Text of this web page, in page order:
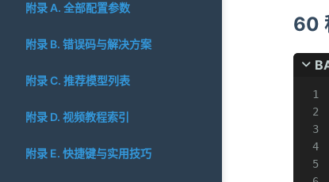
附录 A. 全部配置参数
附录 B. 错误码与解决方案
附录 C. 推荐模型列表
附录 D. 视频教程索引
附录 E. 快捷键与实用技巧
60